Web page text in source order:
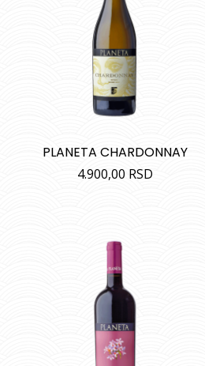
PLANETA CHARDONNAY
4.900,00 RSD